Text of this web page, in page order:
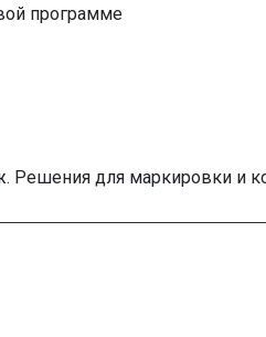
программе
Решения для маркировки и